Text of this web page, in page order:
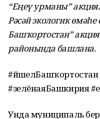
“Еңеү урманы”
Рәсәй экологик өмәһе
Башҡортостан”
районында башлана.
#йәшелБашҡортостан
#зелёнаяБашкирия
Унда муниципаль